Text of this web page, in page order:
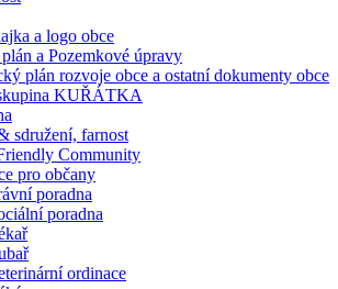
a logo obce
a Pozemkové úpravy
plán rozvoje obce a ostatní dokumenty obce
KUŘÁTKA
sdružení, farnost
Community
pro občany
poradna
poradna
ordinace